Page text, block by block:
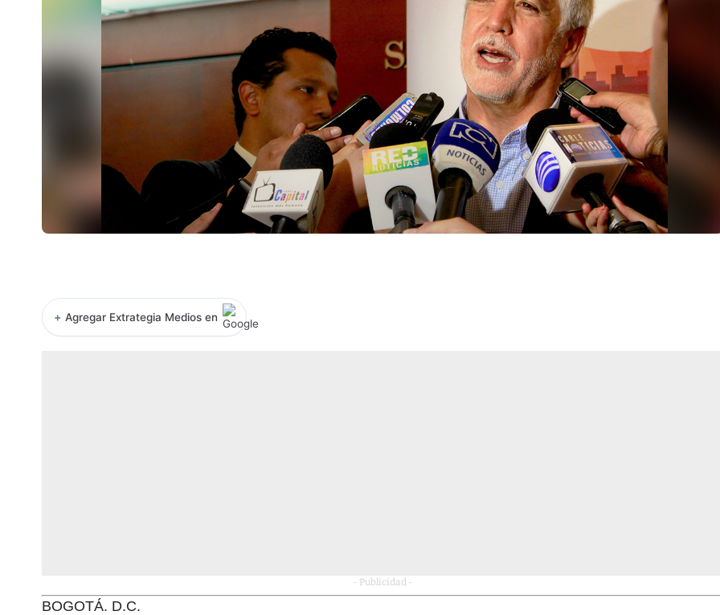
+ Agregar Extrategia Medios en
- Publicidad -
BOGOTÁ. D.C.